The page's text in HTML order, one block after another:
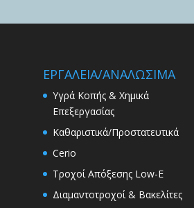
ΕΡΓΑΛΕΙΑ/ΑΝΑΛΩΣΙΜΑ
Υγρά Κοπής & Χημικά
Επεξεργασίας
Καθαριστικά/Προστατευτικά
Cerio
Τροχοί Απόξεσης Low-E
Διαμαντοτροχοί & Βακελίτες